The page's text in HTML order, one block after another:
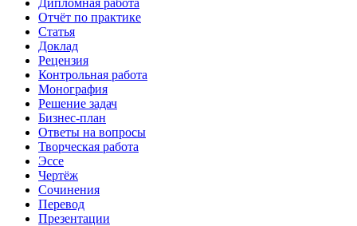
Дипломная работа
Отчёт по практике
Статья
Доклад
Рецензия
Контрольная работа
Монография
Решение задач
Бизнес-план
Ответы на вопросы
Творческая работа
Эссе
Чертёж
Сочинения
Перевод
Презентации